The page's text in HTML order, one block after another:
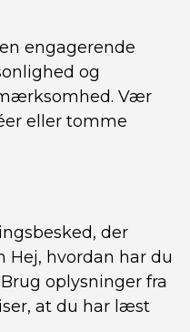
engagerende
og
Vær
eller tomme
der
hvordan har du
oplysninger fra
at du har læst